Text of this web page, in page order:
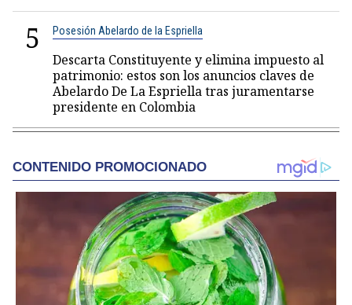
5 Posesión Abelardo de la Espriella
Descarta Constituyente y elimina impuesto al
patrimonio: estos son los anuncios claves de
Abelardo De La Espriella tras juramentarse
presidente en Colombia